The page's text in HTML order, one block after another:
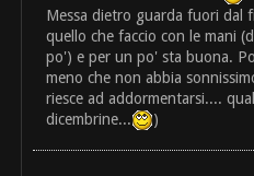
Messa dietro guarda fuori dal
quello che faccio con le mani
po') e per un po' sta buona.
meno che non abbia
riesce ad addormentarsi....
dicembrine...
)